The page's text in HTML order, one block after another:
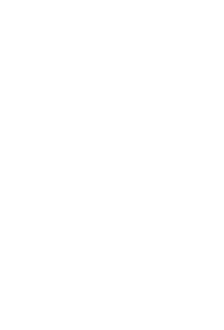
die u bij Golden Cactus Travel boekt een unieke